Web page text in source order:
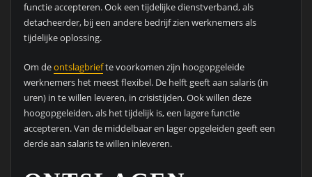
functie accepteren. Ook een tijdelijke dienstverband, als
detacheerder, bij een andere bedrijf zien werknemers als
tijdelijke oplossing.
Om deontslagbriefte voorkomen zijn hoogopgeleide
werknemers het meest flexibel. De helft geeft aan salaris (in
uren) in te willen leveren, in crisistijden. Ook willen deze
hoogopgeleiden, als het tijdelijk is, een lagere functie
accepteren. Van de middelbaar en lager opgeleiden geeft een
derde aan salaris te willen inleveren.